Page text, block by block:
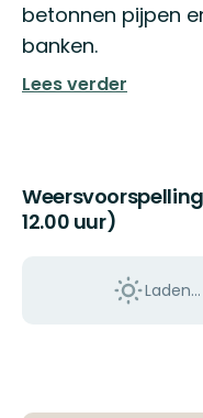
betonnen pijpen
banken.
Lees verder
12.00 uur)
Laden…